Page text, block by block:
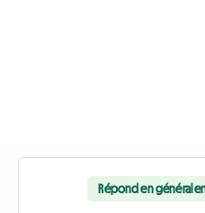
Répond en général